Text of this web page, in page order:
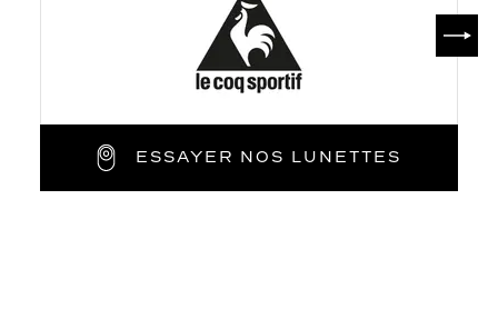
ESSAYER NOS LUNETTES